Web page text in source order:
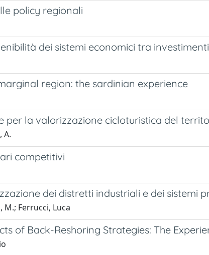
policy regionali
dei sistemi economici tra
region: the sardinian experience
per la valorizzazione cicloturistica del
A.
competitivi
dei distretti industriali e dei sistemi
M.; Ferrucci, Luca
of Back-Reshoring Strategies: The